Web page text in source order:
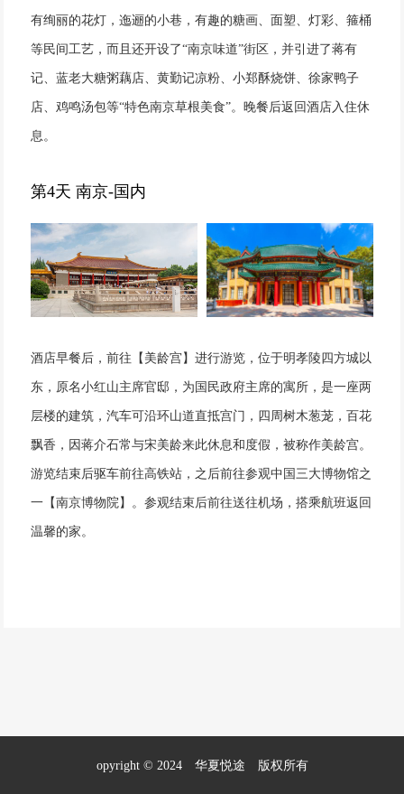
有绚丽的花灯，迤逦的小巷，有趣的糖画、面塑、灯彩、箍桶
等民间工艺，而且还开设了“南京味道”街区，并引进了蒋有
记、蓝老大糖粥藕店、黄勤记凉粉、小郑酥烧饼、徐家鸭子
店、鸡鸣汤包等“特色南京草根美食”。晚餐后返回酒店入住休
息。
第4天 南京-国内
酒店早餐后，前往【美龄宫】进行游览，位于明孝陵四方城以
东，原名小红山主席官邸，为国民政府主席的寓所，是一座两
层楼的建筑，汽车可沿环山道直抵宫门，四周树木葱茏，百花
飘香，因蒋介石常与宋美龄来此休息和度假，被称作美龄宫。
游览结束后驱车前往高铁站，之后前往参观中国三大博物馆之
一【南京博物院】。参观结束后前往送往机场，搭乘航班返回
温馨的家。
opyright © 2024 华夏悦途 版权所有